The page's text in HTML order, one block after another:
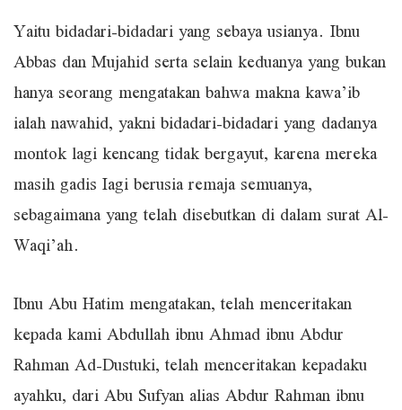
Yaitu bidadari-bidadari yang sebaya usianya. Ibnu
Abbas dan Mujahid serta selain keduanya yang bukan
hanya seorang mengatakan bahwa makna kawa’ib
ialah nawahid, yakni bidadari-bidadari yang dadanya
montok lagi kencang tidak bergayut, karena mereka
masih gadis Iagi berusia remaja semuanya,
sebagaimana yang telah disebutkan di dalam surat Al-
Waqi’ah.
Ibnu Abu Hatim mengatakan, telah menceritakan
kepada kami Abdullah ibnu Ahmad ibnu Abdur
Rahman Ad-Dustuki, telah menceritakan kepadaku
ayahku, dari Abu Sufyan alias Abdur Rahman ibnu